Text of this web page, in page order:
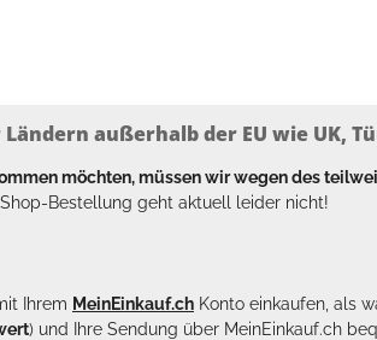
außerhalb der EU wie UK,
möchten, müssen wir wegen des
Bestellung geht aktuell leider nicht!
Ihrem MeinEinkauf.ch Konto einkaufen, als
) und Ihre Sendung über MeinEinkauf.ch